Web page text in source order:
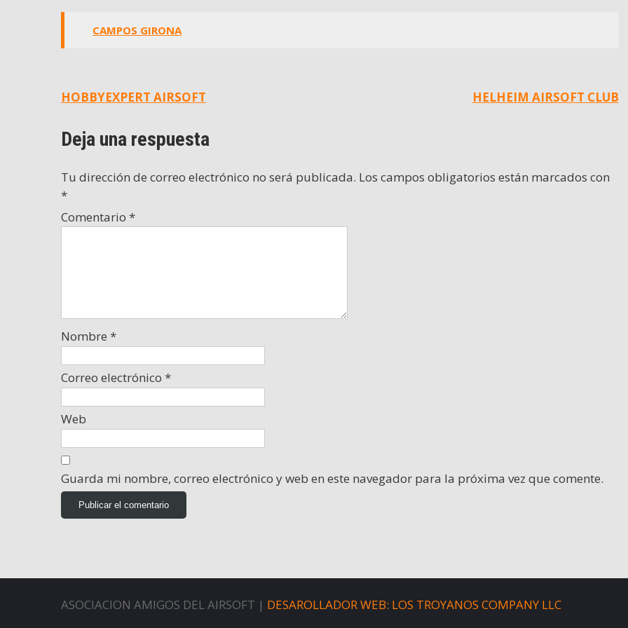
CAMPOS GIRONA
Navegación
entradas
HOBBYEXPERT AIRSOFT HELHEIM AIRSOFT CLUB
Deja una respuesta
Tu dirección de correo electrónico no será publicada. Los campos obligatorios están marcados con
*
Comentario *
Nombre *
Correo electrónico *
Web
Guarda mi nombre, correo electrónico y web en este navegador para la próxima vez que comente.
ASOCIACION AMIGOS DEL AIRSOFT | DESAROLLADOR WEB: LOS TROYANOS COMPANY LLC